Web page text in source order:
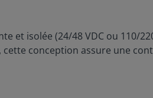
isolée (24/48 VDC ou 110/
conception assure une